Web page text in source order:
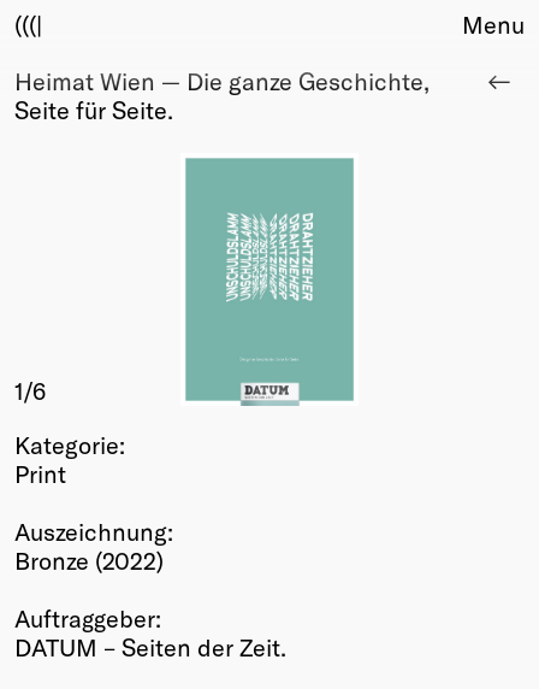
(((|
About
Club
Membership
Members
Young Creatives
Winners
2026
Past
Annual
Menu
Heimat Wien — Die ganze Geschichte,
Seite für Seite.
1/6
Kategorie:
Print
Auszeichnung:
Bronze (2022)
Auftraggeber:
DATUM – Seiten der Zeit.